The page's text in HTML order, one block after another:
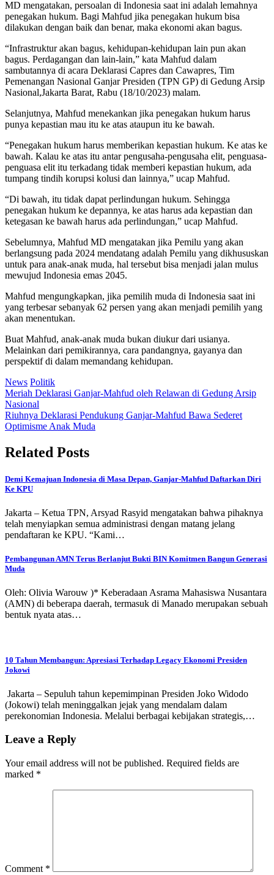
MD mengatakan, persoalan di Indonesia saat ini adalah lemahnya
penegakan hukum. Bagi Mahfud jika penegakan hukum bisa
dilakukan dengan baik dan benar, maka ekonomi akan bagus.
“Infrastruktur akan bagus, kehidupan-kehidupan lain pun akan
bagus. Perdagangan dan lain-lain,” kata Mahfud dalam
sambutannya di acara Deklarasi Capres dan Cawapres, Tim
Pemenangan Nasional Ganjar Presiden (TPN GP) di Gedung Arsip
Nasional,Jakarta Barat, Rabu (18/10/2023) malam.
Selanjutnya, Mahfud menekankan jika penegakan hukum harus
punya kepastian mau itu ke atas ataupun itu ke bawah.
“Penegakan hukum harus memberikan kepastian hukum. Ke atas ke
bawah. Kalau ke atas itu antar pengusaha-pengusaha elit, penguasa-
penguasa elit itu terkadang tidak memberi kepastian hukum, ada
tumpang tindih korupsi kolusi dan lainnya,” ucap Mahfud.
“Di bawah, itu tidak dapat perlindungan hukum. Sehingga
penegakan hukum ke depannya, ke atas harus ada kepastian dan
ketegasan ke bawah harus ada perlindungan,” ucap Mahfud.
Sebelumnya, Mahfud MD mengatakan jika Pemilu yang akan
berlangsung pada 2024 mendatang adalah Pemilu yang dikhususkan
untuk para anak-anak muda, hal tersebut bisa menjadi jalan mulus
mewujud Indonesia emas 2045.
Mahfud mengungkapkan, jika pemilih muda di Indonesia saat ini
yang terbesar sebanyak 62 persen yang akan menjadi pemilih yang
akan menentukan.
Buat Mahfud, anak-anak muda bukan diukur dari usianya.
Melainkan dari pemikirannya, cara pandangnya, gayanya dan
perspektif di dalam memandang kehidupan.
News Politik
Post
navigation
Meriah Deklarasi Ganjar-Mahfud oleh Relawan di Gedung Arsip
Nasional
Riuhnya Deklarasi Pendukung Ganjar-Mahfud Bawa Sederet
Optimisme Anak Muda
Related Posts
Demi Kemajuan Indonesia di Masa Depan, Ganjar-Mahfud Daftarkan Diri
Ke KPU
Jakarta – Ketua TPN, Arsyad Rasyid mengatakan bahwa pihaknya
telah menyiapkan semua administrasi dengan matang jelang
pendaftaran ke KPU. “Kami…
Pembangunan AMN Terus Berlanjut Bukti BIN Komitmen Bangun Generasi
Muda
Oleh: Olivia Warouw )* Keberadaan Asrama Mahasiswa Nusantara
(AMN) di beberapa daerah, termasuk di Manado merupakan sebuah
bentuk nyata atas…
10 Tahun Membangun: Apresiasi Terhadap Legacy Ekonomi Presiden
Jokowi
Jakarta – Sepuluh tahun kepemimpinan Presiden Joko Widodo
(Jokowi) telah meninggalkan jejak yang mendalam dalam
perekonomian Indonesia. Melalui berbagai kebijakan strategis,…
Leave a Reply
Your email address will not be published. Required fields are
marked *
Comment *